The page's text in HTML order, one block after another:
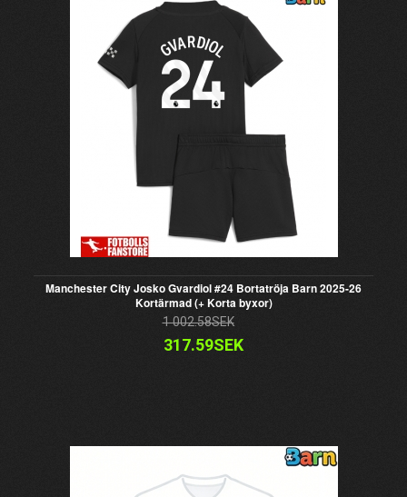
Manchester City Josko Gvardiol #24 Bortatröja Barn 2025-26
Kortärmad (+ Korta byxor)
1 002.58SEK
317.59SEK